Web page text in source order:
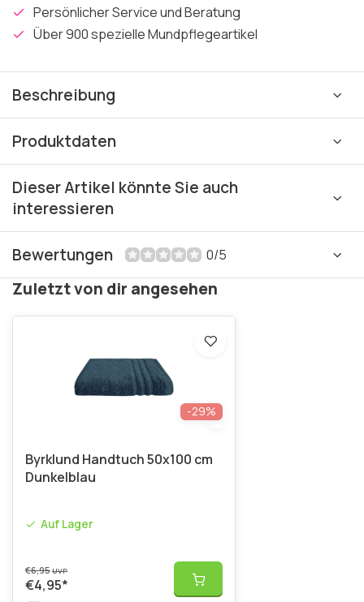
Persönlicher Service und Beratung
Über 900 spezielle Mundpflegeartikel
Beschreibung
Produktdaten
Dieser Artikel könnte Sie auch
interessieren
Bewertungen 0/5
Zuletzt von dir angesehen
-29%
Byrklund Handtuch 50x100 cm
Dunkelblau
Auf Lager
€6,95UVP
€4,95*